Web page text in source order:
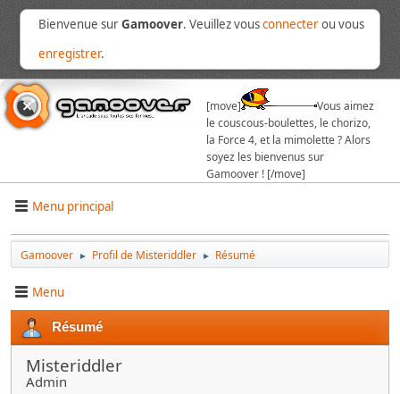
Bienvenue surGamoover. Veuillez vousconnecterou vous
enregistrer.
[move]
Vous aimez
le couscous-boulettes, le chorizo,
la Force 4, et la mimolette ? Alors
soyez les bienvenus sur
Gamoover ! [/move]
Menu principal
Gamoover ► Profil de Misteriddler ► Résumé
Menu
Résumé
Misteriddler
Admin